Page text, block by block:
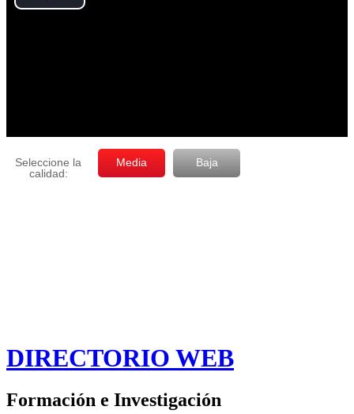
DIRECTORIO WEB
Formación e Investigación